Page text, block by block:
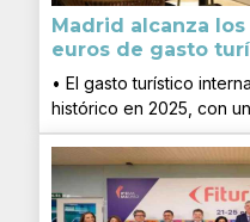
Madrid alcanza
euros de gasto
• El gasto turístico
histórico en 2025, con